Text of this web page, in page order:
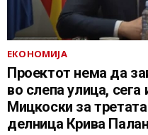
ЕКОНОМИЈА
Проектот нема да
во слепа улица,
Мицкоски за
делница Крива